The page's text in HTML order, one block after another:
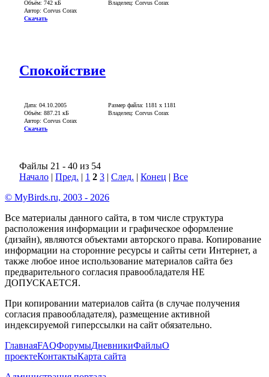
Объём: 742 кБ
Автор: Corvus Corax
Скачать
Владелец: Corvus Corax
Спокойствие
Дата: 04.10.2005
Объём: 887.21 кБ
Автор: Corvus Corax
Скачать
Размер файла: 1181 x 1181
Владелец: Corvus Corax
Файлы 21 - 40 из 54
Начало | Пред. | 1 2 3 | След. | Конец | Все
© MyBirds.ru, 2003 - 2026
Все материалы данного сайта, в том числе структура
расположения информации и графическое оформление
(дизайн), являются объектами авторского права. Копирование
информации на сторонние ресурсы и сайты сети Интернет, а
также любое иное использование материалов сайта без
предварительного согласия правообладателя НЕ
ДОПУСКАЕТСЯ.
При копировании материалов сайта (в случае получения
согласия правообладателя), размещение активной
индексируемой гиперссылки на сайт обязательно.
ГлавнаяFAQФорумыДневникиФайлыО
проектеКонтактыКарта сайта